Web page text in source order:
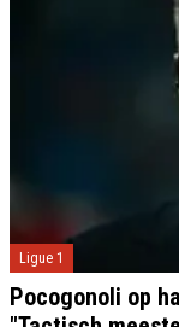
Ligue 1
Pocogonoli op